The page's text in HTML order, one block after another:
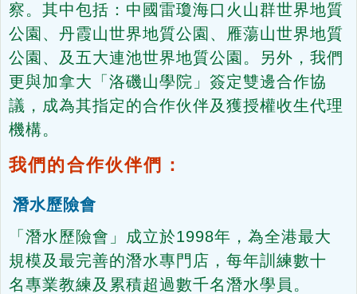
察。其中包括：中國雷瓊海口火山群世界地質
公園、丹霞山世界地質公園、雁蕩山世界地質
公園、及五大連池世界地質公園。另外，我們
更與加拿大「洛磯山學院」簽定雙邊合作協
議，成為其指定的合作伙伴及獲授權收生代理
機構。
我們的合作伙伴們：
潛水歷險會
「潛水歷險會」成立於1998年，為全港最大
規模及最完善的潛水專門店，每年訓練數十
名專業教練及累積超過數千名潛水學員。